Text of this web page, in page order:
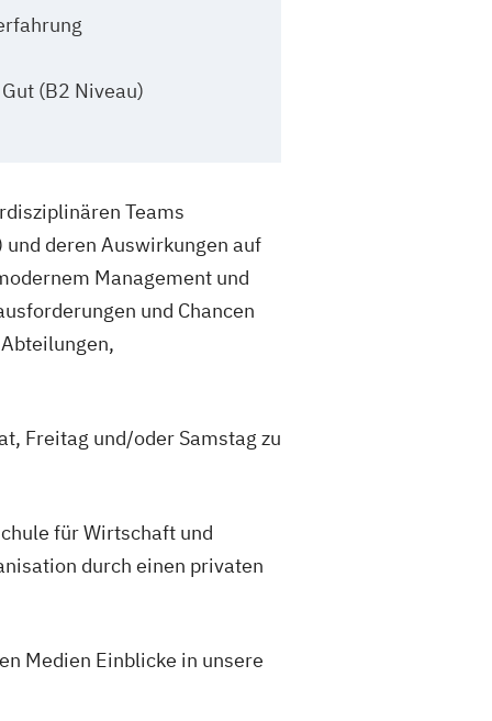
(B2 Niveau)
Teams
deren Auswirkungen auf
Management und
und Chancen
Freitag und/oder Samstag zu
für Wirtschaft und
durch einen privaten
Medien Einblicke in unsere